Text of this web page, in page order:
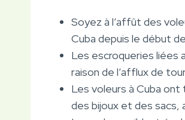
Soyez à l’affût des
Cuba depuis le début
Les escroqueries liées
raison de l’afflux de
Les voleurs à Cuba
des bijoux et des sacs,